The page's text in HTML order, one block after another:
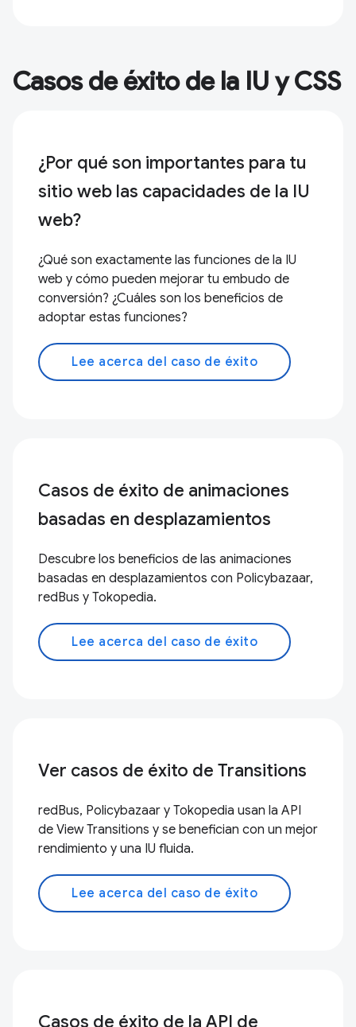
Casos de éxito de la IU y CSS
¿Por qué son importantes para tu
sitio web las capacidades de la IU
web?
¿Qué son exactamente las funciones de la IU
web y cómo pueden mejorar tu embudo de
conversión? ¿Cuáles son los beneficios de
adoptar estas funciones?
Lee acerca del caso de éxito
Casos de éxito de animaciones
basadas en desplazamientos
Descubre los beneficios de las animaciones
basadas en desplazamientos con Policybazaar,
redBus y Tokopedia.
Lee acerca del caso de éxito
Ver casos de éxito de Transitions
redBus, Policybazaar y Tokopedia usan la API
de View Transitions y se benefician con un mejor
rendimiento y una IU fluida.
Lee acerca del caso de éxito
Casos de éxito de la API de